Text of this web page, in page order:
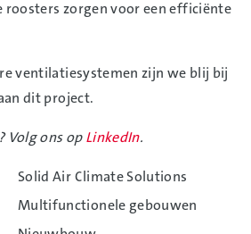
roosters zorgen voor een efficiënte
ventilatiesystemen zijn we blij bij
dit project.
Volg ons opLinkedIn.
Solid Air Climate Solutions
Multifunctionele gebouwen